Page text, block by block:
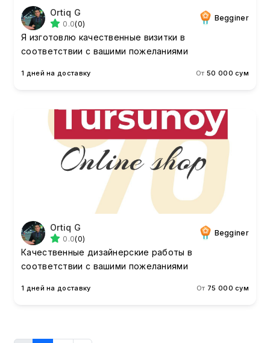
Ortiq G
0.0(0)
Begginer
Я изготовлю качественные визитки в
соответствии с вашими пожеланиями
1 дней на доставку От 50 000 сум
Ortiq G
0.0(0)
Begginer
Качественные дизайнерские работы в
соответствии с вашими пожеланиями
1 дней на доставку От 75 000 сум